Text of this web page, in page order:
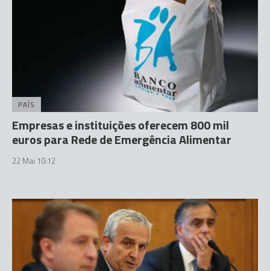
PAÍS
Empresas e instituições oferecem 800 mil
euros para Rede de Emergência Alimentar
22 Mai 10:12